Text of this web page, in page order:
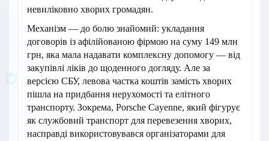
невиліковно хворих громадян.
Механізм — до болю знайомий: укладання
договорів із афілійованою фірмою на суму 149 млн
грн, яка мала надавати комплексну допомогу — від
закупівлі ліків до щоденного догляду. Але за
версією СБУ, левова частка коштів замість хворих
пішла на придбання нерухомості та елітного
транспорту. Зокрема, Porsche Cayenne, який фігурує
як службовий транспорт для перевезення хворих,
насправді використовувався організаторами для